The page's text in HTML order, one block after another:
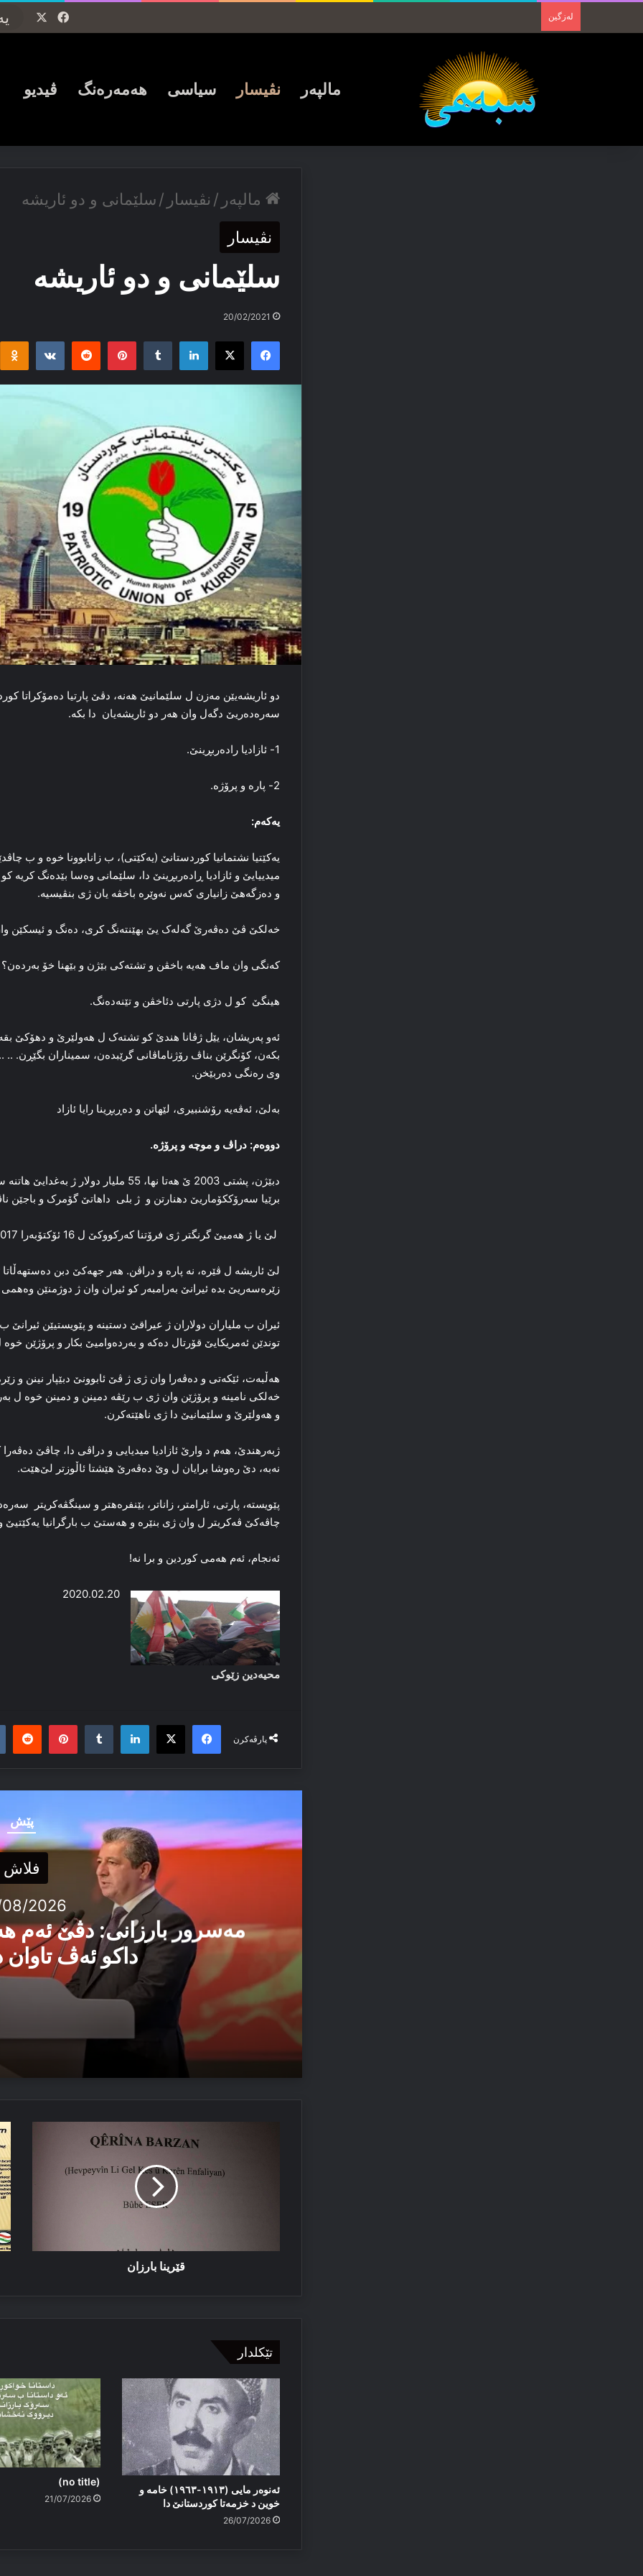
لەزگین Facebook
مالپەر نڤیسار سیاسی ھەمەرەنگ ڤیدیو
مالپەر / نڤیسار /سلێمانی و دو ئاریشە
نڤیسار
سلێمانی و دو ئاریشە
20/02/2021
Facebook
X
LinkedIn
Tumblr
Pinterest
Reddit
دو ئاریشەیێن مەزن ل سلێمانیێ هەنە، دڤێ پارتیا دەمۆكراتا
سەرەدەریێ دگەل وان ھەر دو ئاریشەیان دا بکە.
1- ئازادیا رادەربڕینێ.
2- پارە و پرۆژە.
یەکەم:
یەكێتیا نشتمانیا كوردستانێ (یەكێتی)، ب زانابوونا خوە و ب
میدییایێ و ئازادیا ڕادەربڕینێ دا، سلێمانی وەسا بێدەنگ
و دەزگەهێ زانیاری کەس نەوێرە باخڤە یان ژی بنڤیسیە.
خەلکێ ڤێ دەڤەرێ گەلەک یێ بھێنتەنگ کری، دەنگ و ئیسکێن
کەنگی وان ماف هەیە باخڤن و تشتەکی بێژن و بێهنا خۆ بەردەن؟
هینگێ کو ل دژی پارتی دئاخڤن و تێنەدەنگ.
ئەو پەریشان، یێل ژڤانا هندێ کو تشتەک ل هەولێرێ و دهۆکێ
بکەن، کۆنگرێن بناڤ رۆژناماڤانی گرێبدەن، سمیناران
وی رەنگی دەربێخن.
بەلێ، ئەڤەیە رۆشنبیری، لێهاتن و دەڕبڕینا رایا ئازاد
دووەم: دراڤ و موچە و پرۆژە.
دبێژن، پشتی 2003 ێ هەتا نها، 55
برێیا سەرۆککۆماریێ دهنارتن و ژ بلی داهاتێ گۆمرک و باجێن
لێ یا ژ هەمیێ گرنگتر ژی فرۆتنا کەرکووکێ ل 16 ئۆکتۆبەرا 2017 دا، ب بازارەکێ گۆماناوی!
لێ ئاریشە ل ڤێرە، نە پارە و دراڤن. هەر جهەکێ دبن دەستهەڵاتا
زێرەسەریێ بدە ئیرانێ بەرامبەر كو ئیران وان ژ دوژمنێن وەهمی
ئیران ب ملیاران دولاران ژ عیراقێ دستینە و پێویستیێن
توندێن ئەمریکایێ قۆرتال دەکە و بەردەوامیێ بکار و پرۆژێن
هەڵبەت، ئێکەتی و دەڤەرا وان ژی ژ ڤێ ئابوونێ دبێپار نینن و
خەلکی نامینە و پرۆژێن وان ژی ب رێڤە دمینن و دمینن خوە ل
و هەولێرێ و سلێمانیێ دا ژی ناهێتەکرن.
ژبەرهندێ، هەم د وارێ ئازادیا میدیایی و دراڤی دا، چاڤێ
نەبە، دێ رەوشا برایان ل وێ دەڤەرێ هێشتا ئاڵوزتر لێ‌هێت.
پێویستە، پارتی، ئارامتر، زاناتر، بێنفرەهتر و
چاڤەکێ ڤەکریتر ل وان ژی بنێرە و هەستێ ب بارگرانیا
ئەنجام، ئەم هەمی کوردین و برا نە!
محیەدین زێوكی
2020.02.20
پارڤەکرن
Facebook
X
LinkedIn
Tumblr
پێش
فلاش
2026
مەسرور بارزانی: دڤێ ئەم
داکو ئەڤ تاوان
04/08/2026
مەسرور بارزانی: دڤێ ئەم هەموو ب هەڤ را کاربکن
قێرینا بارزان
تێکلدار
ئەنوەر مایی (١٩١٣-١٩٦٣) خامە و
خوین د خزمەتا کوردستانێ دا
26/07/2026
(no title)
21/07/2026